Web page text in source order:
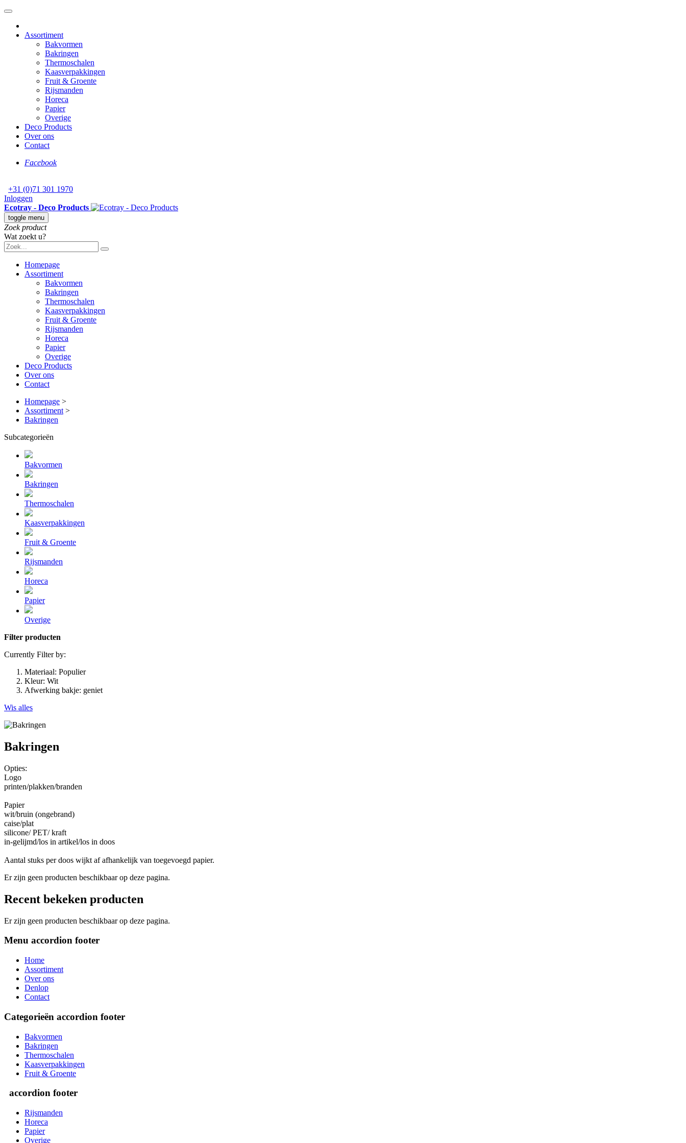
Assortiment
Bakvormen
Bakringen
Thermoschalen
Kaasverpakkingen
Fruit & Groente
Rijsmanden
Horeca
Papier
Overige
Deco Products
Over ons
Contact
Facebook
+31 (0)71 301 1970
Inloggen
Ecotray - Deco Products
toggle menu
Zoek product
Wat zoekt u?
Homepage
Assortiment
Bakvormen
Bakringen
Thermoschalen
Kaasverpakkingen
Fruit & Groente
Rijsmanden
Horeca
Papier
Overige
Deco Products
Over ons
Contact
Homepage >
Assortiment >
Bakringen
Subcategorieën
Bakvormen
Bakringen
Thermoschalen
Kaasverpakkingen
Fruit & Groente
Rijsmanden
Horeca
Papier
Overige
Filter producten
Currently Filter by:
Materiaal: Populier
Kleur: Wit
Afwerking bakje: geniet
Wis alles
Bakringen
Opties:
Logo
printen/plakken/branden
Papier
wit/bruin (ongebrand)
caise/plat
silicone/ PET/ kraft
in-gelijmd/los in artikel/los in doos
Aantal stuks per doos wijkt af afhankelijk van toegevoegd papier.
Er zijn geen producten beschikbaar op deze pagina.
Recent bekeken producten
Er zijn geen producten beschikbaar op deze pagina.
Menu accordion footer
Home
Assortiment
Over ons
Denlop
Contact
Categorieën accordion footer
Bakvormen
Bakringen
Thermoschalen
Kaasverpakkingen
Fruit & Groente
accordion footer
Rijsmanden
Horeca
Papier
Overige